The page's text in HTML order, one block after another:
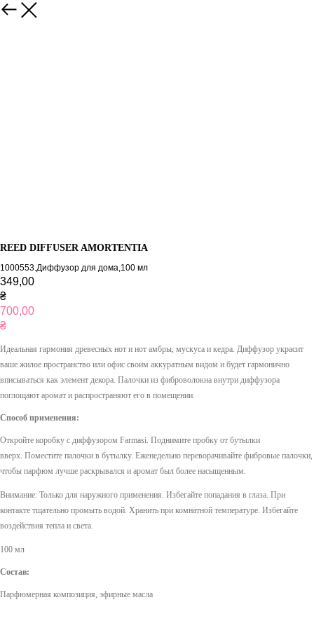
REED DIFFUSER AMORTENTIA
1000553.Диффузор для дома,100 мл
349,00
₴
700,00
₴
Идеальная гармония древесных нот и нот амбры, мускуса и кедра. Диффузор украсит
ваше жилое пространство или офис своим аккуратным видом и будет гармонично
вписываться как элемент декора. Палочки из фиброволокна внутри диффузора
поглощают аромат и распространяют его в помещении.
Способ применения:
Откройте коробку с диффузором Farmasi. Поднимите пробку от бутылки
вверх. Поместите палочки в бутылку. Еженедельно переворачивайте фибровые палочки,
чтобы парфюм лучше раскрывался и аромат был более насыщенным.
Внимание: Только для наружного применения. Избегайте попадания в глаза. При
контакте тщательно промыть водой. Хранить при комнатной температуре. Избегайте
воздействия тепла и света.
100 мл
Состав:
Парфюмерная композиция, эфирные масла